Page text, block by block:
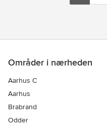
Områder i nærheden
Aarhus C
Aarhus
Brabrand
Odder